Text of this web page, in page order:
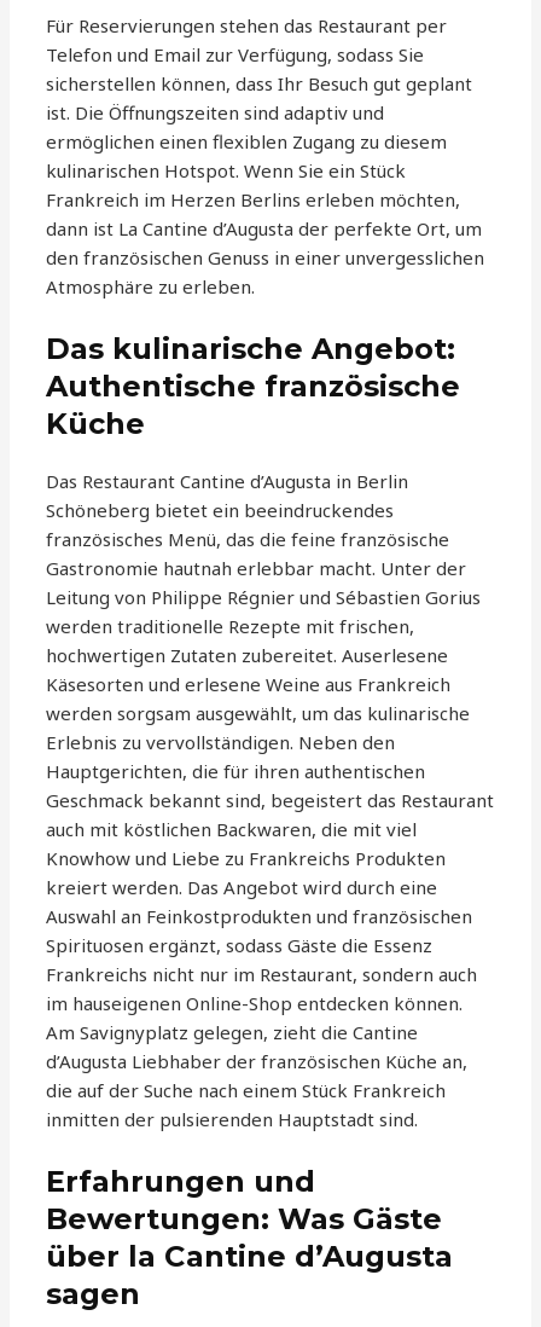
Für Reservierungen stehen das Restaurant per
Telefon und Email zur Verfügung, sodass Sie
sicherstellen können, dass Ihr Besuch gut geplant
ist. Die Öffnungszeiten sind adaptiv und
ermöglichen einen flexiblen Zugang zu diesem
kulinarischen Hotspot. Wenn Sie ein Stück
Frankreich im Herzen Berlins erleben möchten,
dann ist La Cantine d’Augusta der perfekte Ort, um
den französischen Genuss in einer unvergesslichen
Atmosphäre zu erleben.
Das kulinarische Angebot:
Authentische französische
Küche
Das Restaurant Cantine d’Augusta in Berlin
Schöneberg bietet ein beeindruckendes
französisches Menü, das die feine französische
Gastronomie hautnah erlebbar macht. Unter der
Leitung von Philippe Régnier und Sébastien Gorius
werden traditionelle Rezepte mit frischen,
hochwertigen Zutaten zubereitet. Auserlesene
Käsesorten und erlesene Weine aus Frankreich
werden sorgsam ausgewählt, um das kulinarische
Erlebnis zu vervollständigen. Neben den
Hauptgerichten, die für ihren authentischen
Geschmack bekannt sind, begeistert das Restaurant
auch mit köstlichen Backwaren, die mit viel
Knowhow und Liebe zu Frankreichs Produkten
kreiert werden. Das Angebot wird durch eine
Auswahl an Feinkostprodukten und französischen
Spirituosen ergänzt, sodass Gäste die Essenz
Frankreichs nicht nur im Restaurant, sondern auch
im hauseigenen Online-Shop entdecken können.
Am Savignyplatz gelegen, zieht die Cantine
d’Augusta Liebhaber der französischen Küche an,
die auf der Suche nach einem Stück Frankreich
inmitten der pulsierenden Hauptstadt sind.
Erfahrungen und
Bewertungen: Was Gäste
über la Cantine d’Augusta
sagen